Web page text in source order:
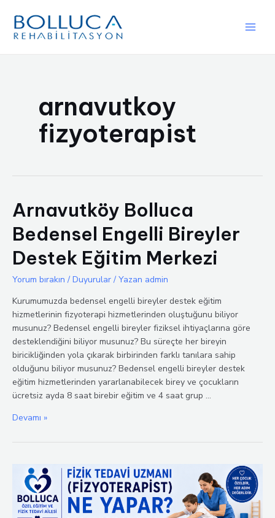
atla
arnavutkoy
fizyoterapist
Arnavutköy Bolluca
Bedensel Engelli Bireyler
Destek Eğitim Merkezi
Yorum bırakın / Duyurular / Yazan admin
Kurumumuzda bedensel engelli bireyler destek eğitim
hizmetlerinin fizyoterapi hizmetlerinden oluştuğunu biliyor
musunuz? Bedensel engelli bireyler fiziksel ihtiyaçlarına göre
desteklendiğini biliyor musunuz? Bu süreçte her bireyin
biricikliğinden yola çıkarak birbirinden farklı tanılara sahip
olduğunu biliyor musunuz? Bedensel engelli bireyler destek
eğitim hizmetlerinden yararlanabilecek birey ve çocukların
ücretsiz ayda 8 saat birebir eğitim ve 4 saat grup …
Arnavutköy
Bedensel
Bireyler
Destek
Eğitim
Merkezi
Devamı »